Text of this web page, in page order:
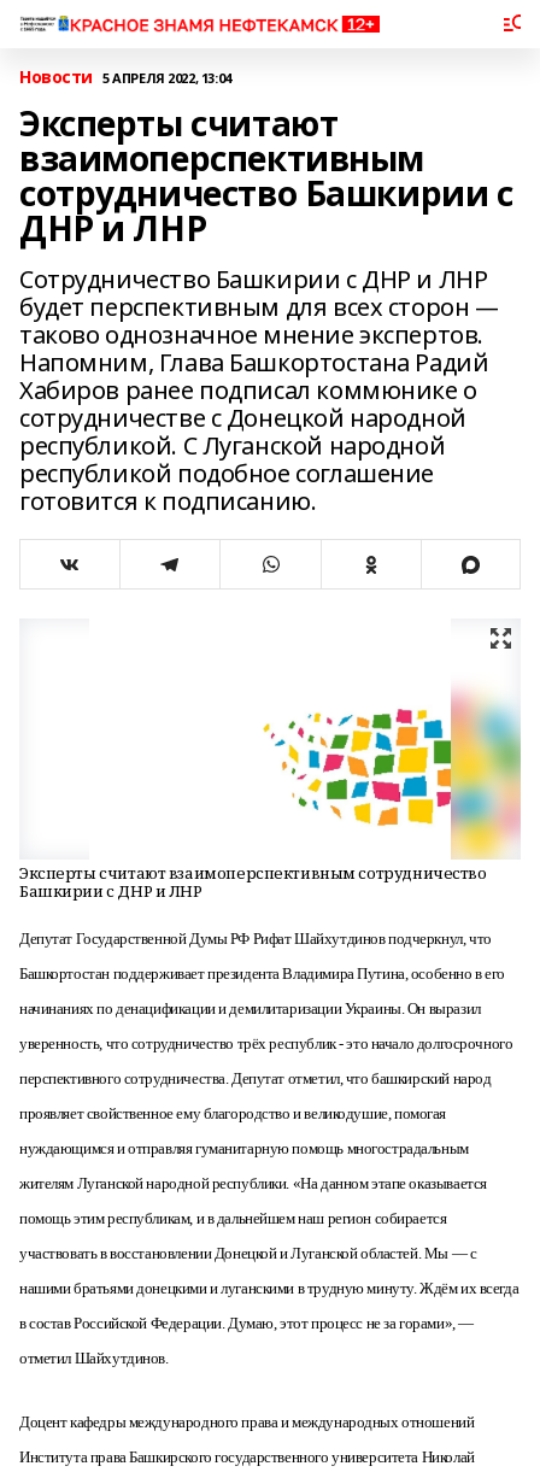
Новости 5 АПРЕЛЯ 2022, 13:04
Эксперты считают
взаимоперспективным
сотрудничество Башкирии с
ДНР и ЛНР
Сотрудничество Башкирии с ДНР и ЛНР
будет перспективным для всех сторон —
таково однозначное мнение экспертов.
Напомним, Глава Башкортостана Радий
Хабиров ранее подписал коммюнике о
сотрудничестве с Донецкой народной
республикой. С Луганской народной
республикой подобное соглашение
готовится к подписанию.
Эксперты считают взаимоперспективным сотрудничество
Башкирии с ДНР и ЛНР
Депутат Государственной Думы РФ Рифат Шайхутдинов подчеркнул, что
Башкортостан поддерживает президента Владимира Путина, особенно в его
начинаниях по денацификации и демилитаризации Украины.Он выразил
уверенность, что сотрудничество трёх республик -это начало долгосрочного
перспективного сотрудничества. Депутат отметил, что башкирский народ
проявляетсвойственное емублагородство и великодушие, помогая
нуждающимся и отправляя гуманитарную помощь многострадальным
жителям Луганской народной республики. «На данном этапе оказывается
помощь этим республикам, и в дальнейшем наш регион собирается
участвовать в восстановлении Донецкой и Луганской областей. Мы — с
нашими братьями донецкими и луганскими в трудную минуту. Ждём их всегда
в состав Российской Федерации. Думаю, этот процесс не за горами», —
отметил Шайхутдинов.
Доцент кафедры международного права и международных отношений
Института права Башкирского государственного университета Николай